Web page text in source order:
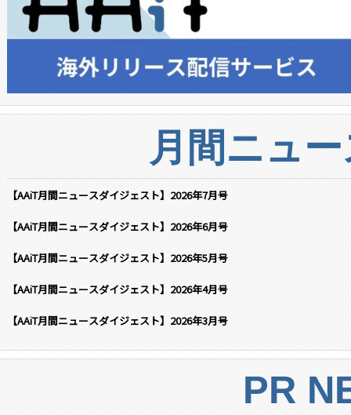
月間ニュ
【AAiT月間ニュースダイジェスト】2026年7月号
【AAiT月間ニュースダイジェスト】2026年6月号
【AAiT月間ニュースダイジェスト】2026年5月号
【AAiT月間ニュースダイジェスト】2026年4月号
【AAiT月間ニュースダイジェスト】2026年3月号
PR